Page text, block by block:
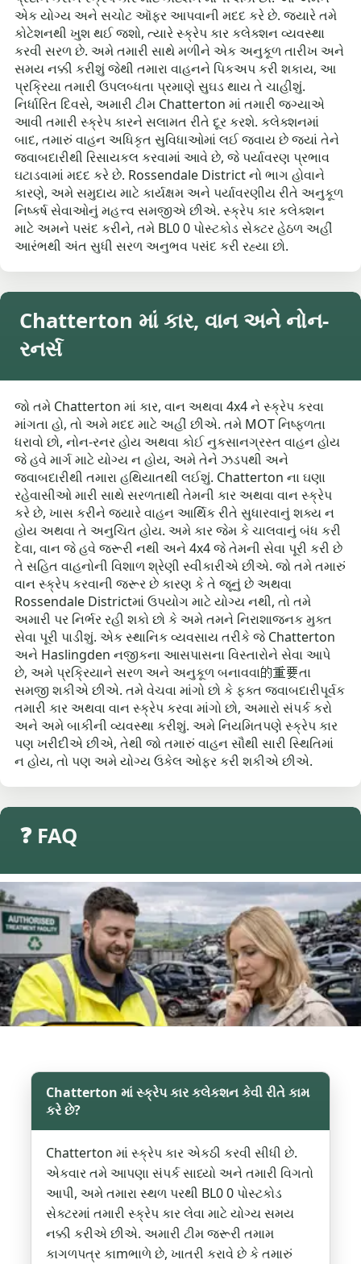
એક યોગ્ય અને સચોટ ઑફર આપવાની મદદ કરે છે. જ્યારે તમે
કોટેશનથી ખુશ થઈ જશો, ત્યારે સ્ક્રેપ કાર કલેક્શન વ્યવસ્થા
કરવી સરળ છે. અમે તમારી સાથે મળીને એક અનુકૂળ તારીખ અને
સમય નક્કી કરીશું જેથી તમારા વાહનને પિકઅપ કરી શકાય, આ
પ્રક્રિયા તમારી ઉપલબ્ધતા પ્રમાણે સુઘડ થાય તે ચાહીશું.
નિર્ધારિત દિવસે, અમારી ટીમ Chatterton માં તમારી જગ્યાએ
આવી તમારી સ્ક્રેપ કારને સલામત રીતે દૂર કરશે. કલેક્શનમાં
બાદ, તમારું વાહન અધિકૃત સુવિધાઓમાં લઈ જવાય છે જ્યાં તેને
જવાબદારીથી રિસાયકલ કરવામાં આવે છે, જે પર્યાવરણ પ્રભાવ
ઘટાડવામાં મદદ કરે છે. Rossendale District નો ભાગ હોવાને
કારણે, અમે સમુદાય માટે કાર્યક્ષમ અને પર્યાવરણીય રીતે અનુકૂળ
નિષ્કર્ષ સેવાઓનું મહત્ત્વ સમજીએ છીએ. સ્ક્રેપ કાર કલેક્શન
માટે અમને પસંદ કરીને, તમે BL0 0 પોસ્ટકોડ સેક્ટર હેઠળ અહીં
આરંભથી અંત સુધી સરળ અનુભવ પસંદ કરી રહ્યા છો.
Chatterton માં કાર, વાન અને નોન-
રનર્સ
જો તમે Chatterton માં કાર, વાન અથવા 4x4 ને સ્ક્રેપ કરવા
માંગતા હો, તો અમે મદદ માટે અહીં છીએ. તમે MOT નિષ્ફળતા
ધરાવો છો, નોન-રનર હોય અથવા કોઈ નુકસાનગ્રસ્ત વાહન હોય
જે હવે માર્ગ માટે યોગ્ય ન હોય, અમે તેને ઝડપથી અને
જવાબદારીથી તમારા હથિયાતથી લઈશું. Chatterton ના ઘણા
રહેવાસીઓ મારી સાથે સરળતાથી તેમની કાર અથવા વાન સ્ક્રેપ
કરે છે, ખાસ કરીને જયારે વાહન આર્થિક રીતે સુધારવાનું શક્ય ન
હોય અથવા તે અનુચિત હોય. અમે કાર જેમ કે ચાલવાનું બંધ કરી
દેવા, વાન જે હવે જરૂરી નથી અને 4x4 જે તેમની સેવા પૂરી કરી છે
તે સહિત વાહનોની વિશાળ શ્રેણી સ્વીકારીએ છીએ. જો તમે તમારું
વાન સ્ક્રેપ કરવાની જરૂર છે કારણ કે તે જૂનું છે અથવા
Rossendale Districtમાં ઉપયોગ માટે યોગ્ય નથી, તો તમે
અમારી પર નિર્ભર રહી શકો છો કે અમે તમને નિરાશાજનક મુક્ત
સેવા પૂરી પાડીશું. એક સ્થાનિક વ્યવસાય તરીકે જે Chatterton
અને Haslingden નજીકના આસપાસના વિસ્તારોને સેવા આપે
છે, અમે પ્રક્રિયાને સરળ અને અનુકૂળ બનાવવા的重要તા
સમજી શકીએ છીએ. તમે વેચવા માંગો છો કે ફક્ત જવાબદારીપૂર્વક
તમારી કાર અથવા વાન સ્ક્રેપ કરવા માંગો છો, અમારો સંપર્ક કરો
અને અમે બાકીની વ્યવસ્થા કરીશું. અમે નિયમિતપણે સ્ક્રેપ કાર
પણ ખરીદીએ છીએ, તેથી જો તમારું વાહન સૌથી સારી સ્થિતિમાં
ન હોય, તો પણ અમે યોગ્ય ઉકેલ ઓફર કરી શકીએ છીએ.
❓ FAQ
Chatterton માં સ્ક્રેપ કાર કલેકશન કેવી રીતે કામ
કરે છે?
Chatterton માં સ્ક્રેપ કાર એકઠી કરવી સીધી છે.
એકવાર તમે આપણા સંપર્ક સાધ્યો અને તમારી વિગતો
આપી, અમે તમારા સ્થળ પરથી BL0 0 પોસ્ટકોડ
સેક્ટરમાં તમારી સ્ક્રેપ કાર લેવા માટે યોગ્ય સમય
નક્કી કરીએ છીએ. અમારી ટીમ જરૂરી તમામ
કાગળપત્ર કાmભાળે છે, ખાતરી કરાવે છે કે તમારું